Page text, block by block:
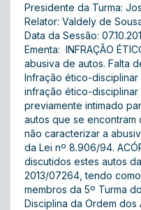
Presidente da Turma:
Relator: Valdely de
Data da Sessão:
Ementa:  INFRAÇÃO
abusiva de autos. Falta
Infração ético-
infração ético-
previamente intimado
autos que se encontram
não caracterizar a
da Lei nº 8.906/94.
discutidos estes autos
2013/07264, tendo como
membros da 5º Turma
Disciplina da Ordem dos